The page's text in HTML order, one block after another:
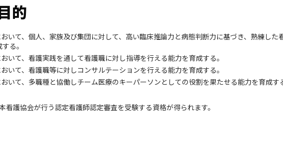
的
いて、個人、家族及び集団に対して、高い臨床推論力と病態判断力に基づき、熟練し
る。
いて、看護実践を通して看護職に対し指導を行える能力を育成する。
いて、看護職等に対しコンサルテーションを行える能力を育成する。
いて、多職種と協働しチーム医療のキーパーソンとしての役割を果たせる能力を育成す
護協会が行う認定看護師認定審査を受験する資格が得られます。